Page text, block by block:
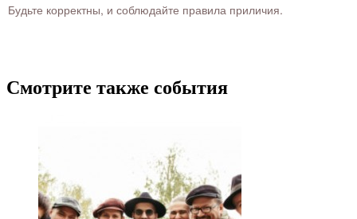
Будьте корректны, и соблюдайте правила приличия.
Смотрите также события